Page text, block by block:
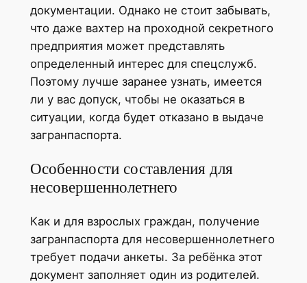
документации. Однако не стоит забывать,
что даже вахтер на проходной секретного
предприятия может представлять
определенный интерес для спецслужб.
Поэтому лучше заранее узнать, имеется
ли у вас допуск, чтобы не оказаться в
ситуации, когда будет отказано в выдаче
загранпаспорта.
Особенности составления для
несовершеннолетнего
Как и для взрослых граждан, получение
загранпаспорта для несовершеннолетнего
требует подачи анкеты. За ребёнка этот
документ заполняет один из родителей.